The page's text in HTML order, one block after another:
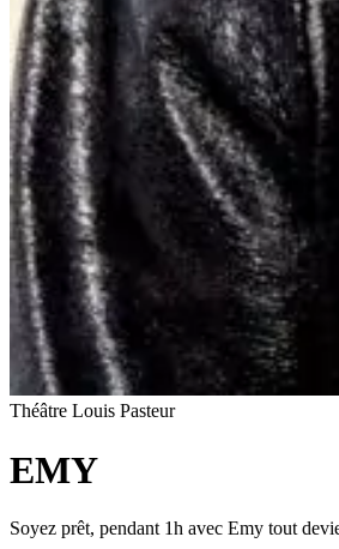
Théâtre Louis Pasteur
EMY
Soyez prêt, pendant 1h avec Emy tout